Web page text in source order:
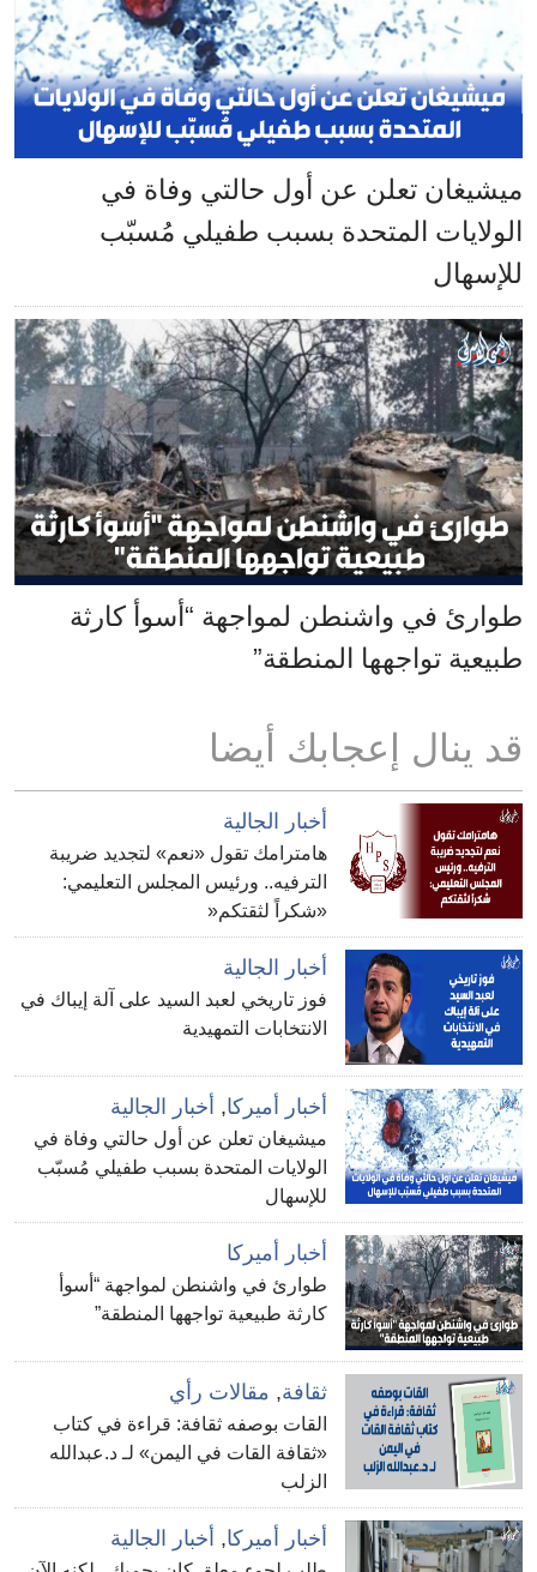
ميشيغان تعلن عن أول حالتي وفاة في
الولايات المتحدة بسبب طفيلي مُسبّب
للإسهال
طوارئ في واشنطن لمواجهة “أسوأ كارثة
طبيعية تواجهها المنطقة”
قد ينال إعجابك أيضا
أخبار الجالية
هامترامك تقول «نعم» لتجديد ضريبة
الترفيه.. ورئيس المجلس التعليمي:
«شكراً لثقتكم«
أخبار الجالية
فوز تاريخي لعبد السيد على آلة إيباك في
الانتخابات التمهيدية
أخبار أميركا, أخبار الجالية
ميشيغان تعلن عن أول حالتي وفاة في
الولايات المتحدة بسبب طفيلي مُسبّب
للإسهال
أخبار أميركا
طوارئ في واشنطن لمواجهة “أسوأ
كارثة طبيعية تواجهها المنطقة”
ثقافة, مقالات رأي
القات بوصفه ثقافة: قراءة في كتاب
«ثقافة القات في اليمن» لـ د.عبدالله
الزلب
أخبار أميركا, أخبار الجالية